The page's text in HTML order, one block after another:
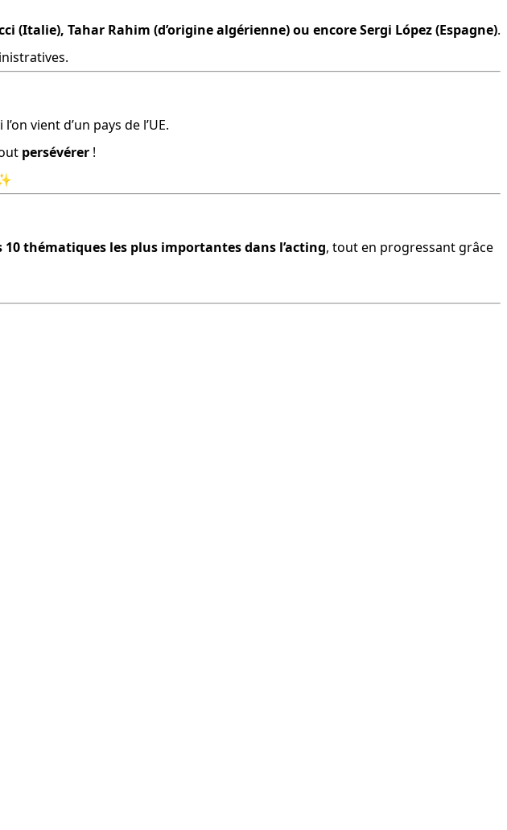
(Italie), Tahar Rahim (d’origine algérienne) ou encore Sergi López (Espagne).
vient d’un pays de l’UE.
persévérer !
10 thématiques les plus importantes dans l’acting, tout en progressant grâce